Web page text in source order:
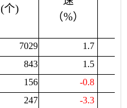
(个)
（%）
7029
1.7
843
1.5
156
-0.8
247
-3.3